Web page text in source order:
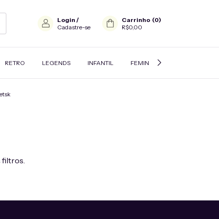
Login /
Cadastre-se
Carrinho (0)
R$0,00
RETRO LEGENDS INFANTIL FEMININO